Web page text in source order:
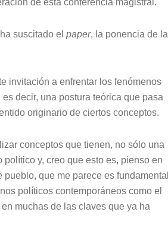
suscitado el paper, la ponencia de la
invitación a enfrentar los fenómenos
decir, una postura teórica que pasa
originario de ciertos conceptos.
conceptos que tienen, no sólo una
y, creo que esto es, pienso en
que me parece es fundamental
políticos contemporáneos como el
muchas de las claves que ya ha